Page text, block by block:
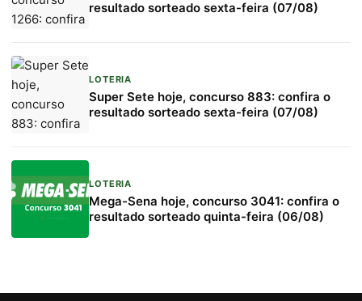
resultado sorteado sexta-feira (07/08)
LOTERIA
Super Sete hoje, concurso 883: confira o
resultado sorteado sexta-feira (07/08)
LOTERIA
Mega-Sena hoje, concurso 3041: confira o
resultado sorteado quinta-feira (06/08)